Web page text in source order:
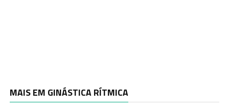
MAIS EM GINÁSTICA RÍTMICA